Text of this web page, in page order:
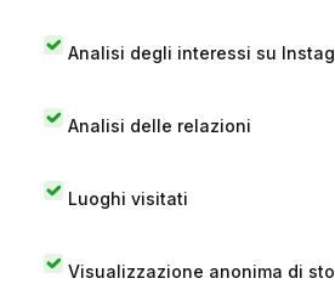
Analisi degli interessi su
Analisi delle relazioni
Luoghi visitati
Visualizzazione anonima di